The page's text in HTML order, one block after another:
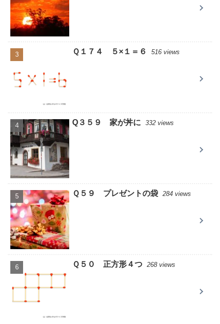
Ｑ１７４ ５×１＝６ 516 views
Q３５９ 家が丼に 332 views
Ｑ５９ プレゼントの袋 284 views
Ｑ５０ 正方形４つ 268 views